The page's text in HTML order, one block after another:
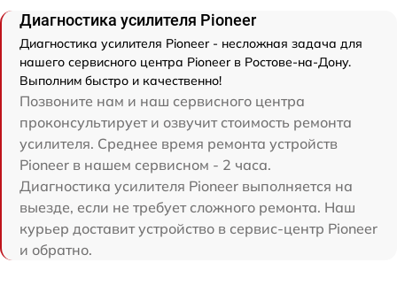
Диагностика усилителя Pioneer
Диагностика усилителя Pioneer - несложная задача для
нашего сервисного центра Pioneer в Ростове-на-Дону.
Выполним быстро и качественно!
Позвоните нам и наш сервисного центра
проконсультирует и озвучит стоимость ремонта
усилителя. Среднее время ремонта устройств
Pioneer в нашем сервисном - 2 часа.
Диагностика усилителя Pioneer выполняется на
выезде, если не требует сложного ремонта. Наш
курьер доставит устройство в сервис-центр Pioneer
и обратно.